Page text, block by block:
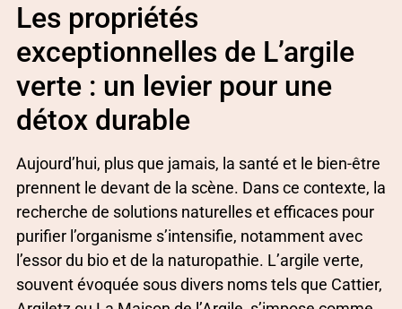
Les propriétés
exceptionnelles de L’argile
verte : un levier pour une
détox durable
Aujourd’hui, plus que jamais, la santé et le bien-être
prennent le devant de la scène. Dans ce contexte, la
recherche de solutions naturelles et efficaces pour
purifier l’organisme s’intensifie, notamment avec
l’essor du bio et de la naturopathie. L’argile verte,
souvent évoquée sous divers noms tels que Cattier,